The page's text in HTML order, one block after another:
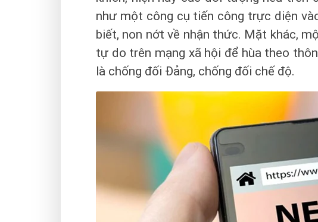
như một công cụ tiến công trực diện
biết, non nớt về nhận thức. Mặt khác,
tự do trên mạng xã hội để hùa theo
là chống đối Đảng, chống đối chế độ.